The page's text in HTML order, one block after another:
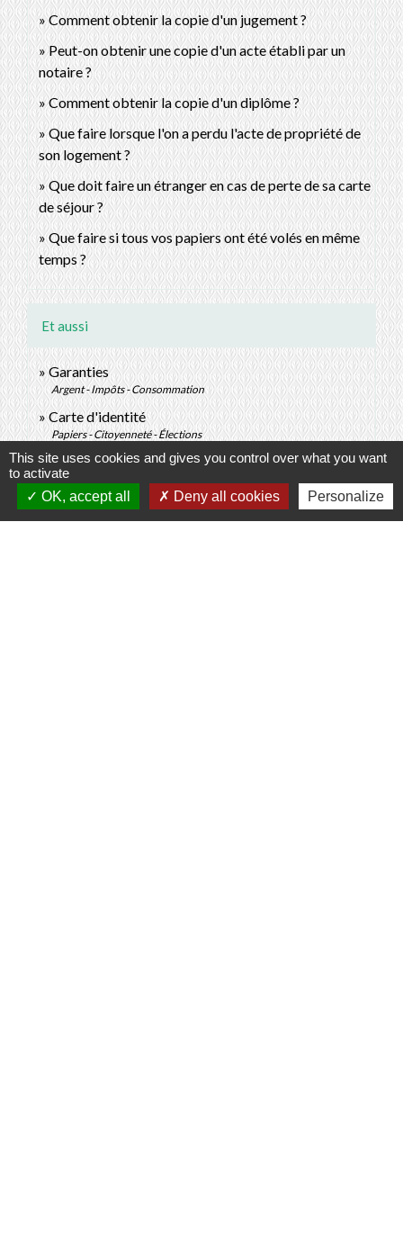
Comment obtenir la copie d'un jugement ?
Peut-on obtenir une copie d'un acte établi par un
notaire ?
Comment obtenir la copie d'un diplôme ?
Que faire lorsque l'on a perdu l'acte de propriété de
son logement ?
Que doit faire un étranger en cas de perte de sa carte
de séjour ?
Que faire si tous vos papiers ont été volés en même
temps ?
Et aussi
Garanties
Argent - Impôts - Consommation
Carte d'identité
Papiers - Citoyenneté - Élections
Passeport
Papiers - Citoyenneté - Élections
Certificat de nationalité française (CNF)
Papiers - Citoyenneté - Élections
This site uses cookies and gives you control over what you want
to activate
OK, accept all
Deny all cookies Personalize